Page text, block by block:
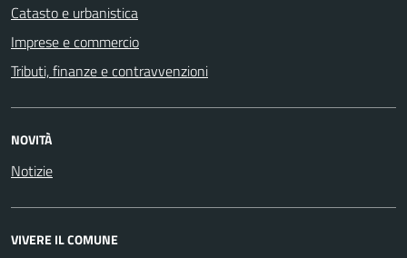
Catasto e urbanistica
Imprese e commercio
Tributi, finanze e contravvenzioni
NOVITÀ
Notizie
VIVERE IL COMUNE